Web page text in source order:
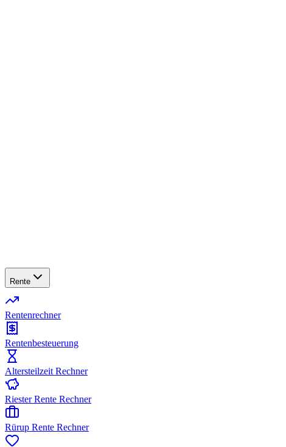
Rente
Rentenrechner
Rentenbesteuerung
Altersteilzeit Rechner
Riester Rente Rechner
Rürup Rente Rechner